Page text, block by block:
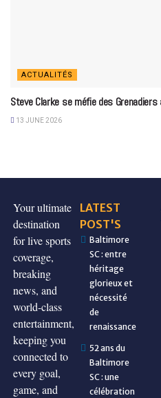
ACTUALITÉS
Steve Clarke se méfie des
13 JUNE 2026
Your ultimate
destination
for live sports
coverage,
breaking
news, and
world-class
entertainment,
keeping you
connected to
every goal,
game, and
LATEST
POST'S
Baltimore
SC : entre
héritage
glorieux et
nécessité
de
renaissance
52 ans du
Baltimore
SC : une
célébration